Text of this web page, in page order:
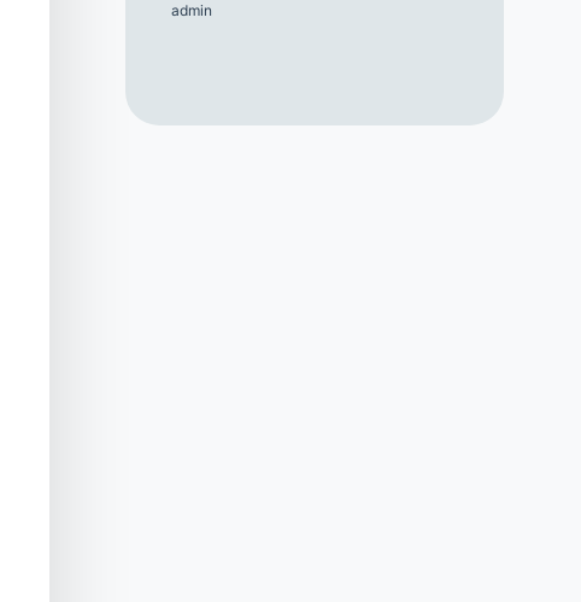
admin